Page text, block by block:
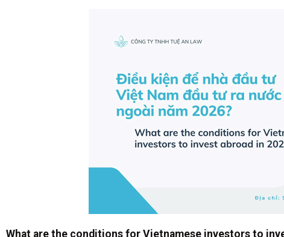
What are the conditions for Vietnamese investors to